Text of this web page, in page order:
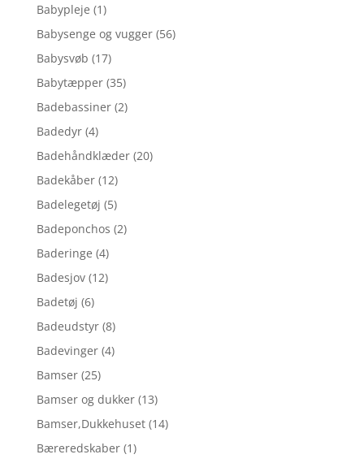
Babypleje (1)
Babysenge og vugger (56)
Babysvøb (17)
Babytæpper (35)
Badebassiner (2)
Badedyr (4)
Badehåndklæder (20)
Badekåber (12)
Badelegetøj (5)
Badeponchos (2)
Baderinge (4)
Badesjov (12)
Badetøj (6)
Badeudstyr (8)
Badevinger (4)
Bamser (25)
Bamser og dukker (13)
Bamser,Dukkehuset (14)
Bæreredskaber (1)